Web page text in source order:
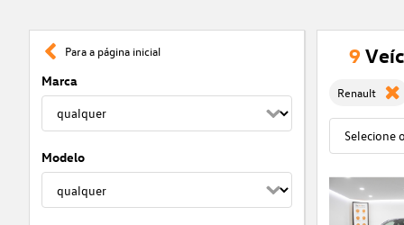
Para a página inicial
Marca
Modelo
9
Renault